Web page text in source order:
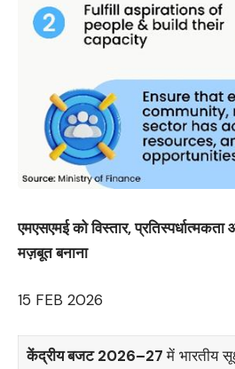
एमएसएमई को विस्तार,
मज़बूत बनाना
15 FEB 2026
केंद्रीय बजट 2026–27में भारतीय